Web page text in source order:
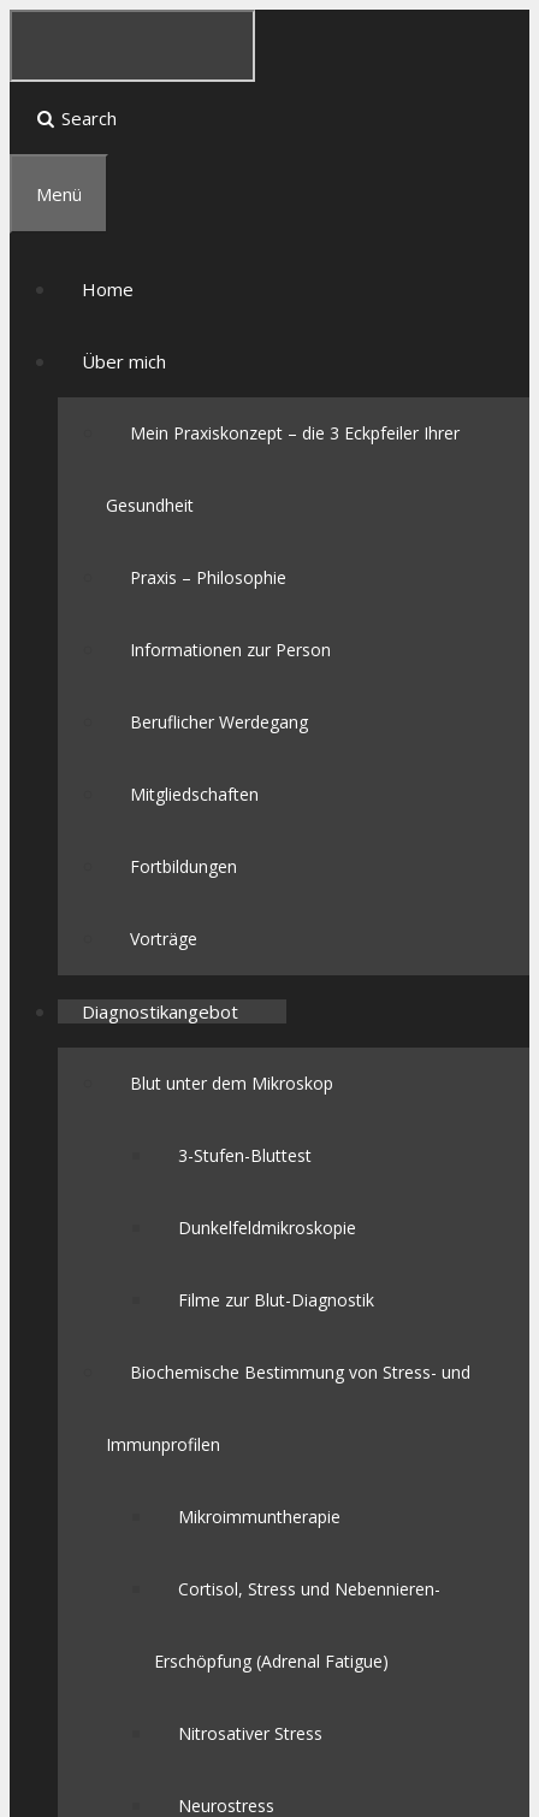
Search
Menü
Home
Über mich
Mein Praxiskonzept – die 3 Eckpfeiler Ihrer
Gesundheit
Praxis – Philosophie
Informationen zur Person
Beruflicher Werdegang
Mitgliedschaften
Fortbildungen
Vorträge
Diagnostikangebot
Blut unter dem Mikroskop
3-Stufen-Bluttest
Dunkelfeldmikroskopie
Filme zur Blut-Diagnostik
Biochemische Bestimmung von Stress- und
Immunprofilen
Mikroimmuntherapie
Cortisol, Stress und Nebennieren-
Erschöpfung (Adrenal Fatigue)
Nitrosativer Stress
Neurostress